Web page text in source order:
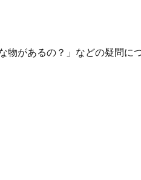
があるの？」などの疑問に